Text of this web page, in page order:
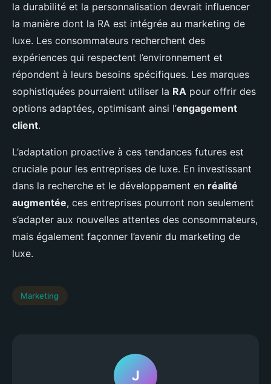
la durabilité et la personnalisation devrait influencer
la manière dont la RA est intégrée au marketing de
luxe. Les consommateurs recherchent des
expériences qui respectent l’environnement et
répondent à leurs besoins spécifiques. Les marques
sophistiquées pourraient utiliser la RA pour offrir des
options adaptées, optimisant ainsi l’engagement
client.
L’adaptation proactive à ces tendances futures est
cruciale pour les entreprises de luxe. En investissant
dans la recherche et le développement en réalité
augmentée, ces entreprises pourront non seulement
s’adapter aux nouvelles attentes des consommateurs,
mais également façonner l’avenir du marketing de
luxe.
Marketing
J